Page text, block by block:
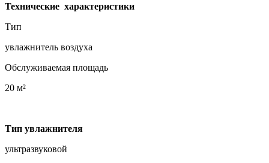
Технические характеристики
Тип
увлажнитель воздуха
Обслуживаемая площадь
20 м²
Тип увлажнителя
ультразвуковой